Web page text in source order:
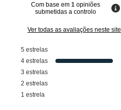
Com base em 1 opiniões
submetidas a controlo
Ver todas as avaliações neste site
5 estrelas
4 estrelas
3 estrelas
2 estrelas
1 estrela